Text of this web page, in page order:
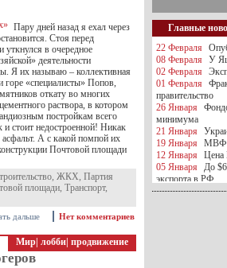
Пару дней назад я ехал через
Стоя перед
уткнулся в очередное
деятельности
Я их называю – коллективная
горе «специалисты» Попов,
откату во многих
раствора, в котором
постройкам всего
и стоит недостроенной! Никак
асфальт. А с какой помпой их
Почтовой площади
, ЖКХ, Партия
площади, Транспорт,
Нет комментариев
дальше
Мир лобби продвижение
Главные
22 Февраля
08 Февраля
У
02 Февраля
01 Февраля
правительство
26 Января
минимума
21 Января
19 Января
МВФ
12 Января
Цена
05 Января
До
экспорта в РФ
05 Января
Киев